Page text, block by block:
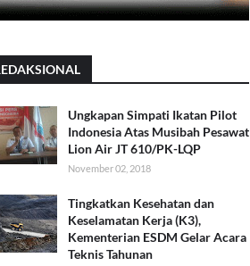
Ungkapan Simpati Ikatan Pilot
Indonesia Atas Musibah Pesawat
Lion Air JT 610/PK-LQP
November 02, 2018
Tingkatkan Kesehatan dan
Keselamatan Kerja (K3),
Kementerian ESDM Gelar Acara
Teknis Tahunan